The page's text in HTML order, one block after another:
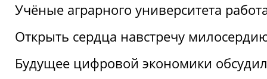
Учёные аграрного университета
Открыть сердца навстречу
Будущее цифровой экономики